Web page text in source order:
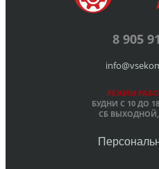
8 905
РЕЖИМ
БУДНИ С 10 ДО
СБ ВЫХОДНОЙ,